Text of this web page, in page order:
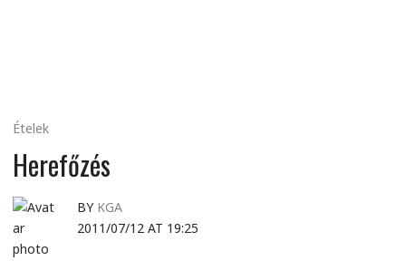
Ételek
Herefőzés
BY KGA
2011/07/12 AT 19:25